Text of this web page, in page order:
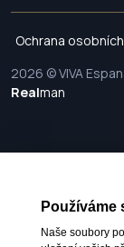
Ochrana
2026 © VIVA
Realman
Naše soubory